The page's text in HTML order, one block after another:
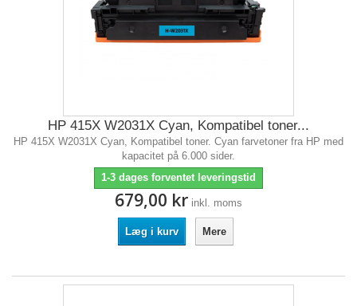
HP 415X W2031X Cyan, Kompatibel toner...
HP 415X W2031X Cyan, Kompatibel toner. Cyan farvetoner fra HP med
kapacitet på 6.000 sider.
1-3 dages forventet leveringstid
679,00 kr inkl. moms
Læg i kurv Mere